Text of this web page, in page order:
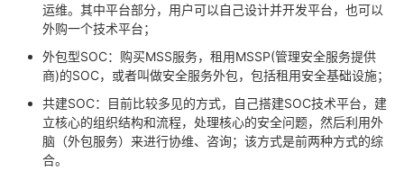
运维。其中平台部分，用户可以自己设计并开发平台，也可以
外购一个技术平台；
外包型SOC：购买MSS服务，租用MSSP(管理安全服务提供
商)的SOC，或者叫做安全服务外包，包括租用安全基础设施；
共建SOC：目前比较多见的方式，自己搭建SOC技术平台，建
立核心的组织结构和流程，处理核心的安全问题，然后利用外
脑（外包服务）来进行协维、咨询；该方式是前两种方式的综
合。